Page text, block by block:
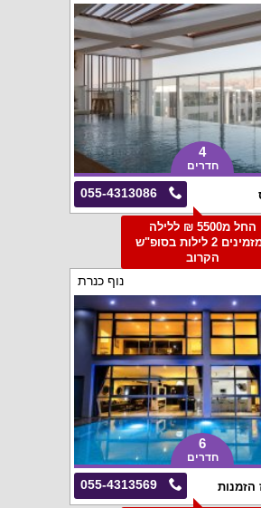
4
חדרים
055-4313086
החל מ5500 ₪ ללילה
למזמינים 2 לילות בסופ"ש
הקרוב
נוף כנרת
6
חדרים
055-4313569 הזמנות